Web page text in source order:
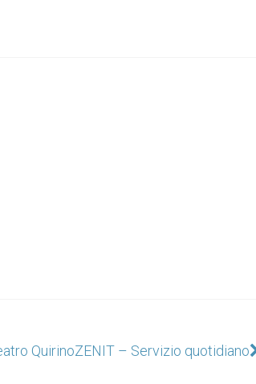
QuirinoZENIT – Servizio quotidiano